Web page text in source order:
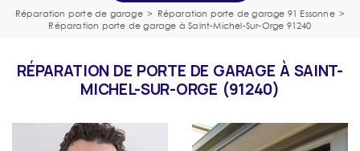
Réparation porte de garage > Réparation porte de garage 91 Essonne >
Réparation porte de garage à Saint-Michel-Sur-Orge 91240
RÉPARATION DE PORTE DE GARAGE À SAINT-
MICHEL-SUR-ORGE (91240)